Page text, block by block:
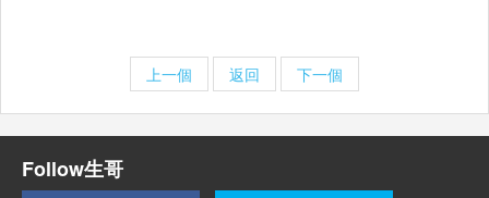
上一個 返回 下一個
Follow生哥